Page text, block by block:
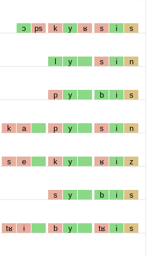
ɔ ps k y ʁ s i s
l y s i n
p y b i s
k a p y s i n
s e k y ʁ i z
s y b i s
tʁ i b y tʁ i s